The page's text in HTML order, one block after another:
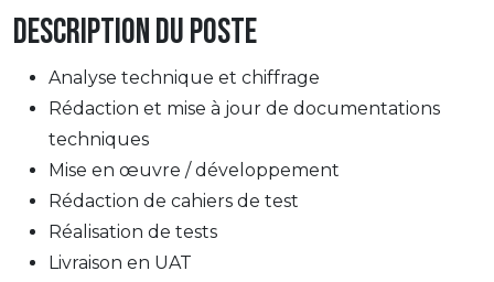
Description du poste
Analyse technique et chiffrage
Rédaction et mise à jour de documentations
techniques
Mise en œuvre / développement
Rédaction de cahiers de test
Réalisation de tests
Livraison en UAT